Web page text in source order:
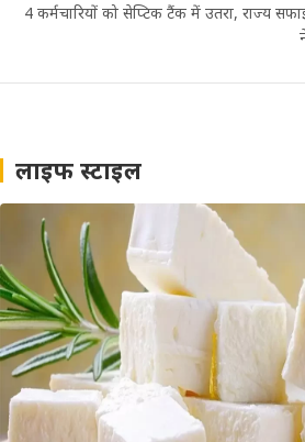
4 कर्मचारियों को सेप्टिक टैंक में उतरा, राज्य
लाइफ स्टाइल